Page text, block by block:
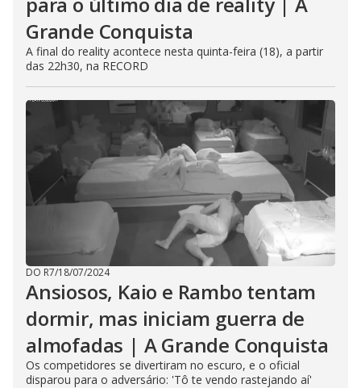
Grande Conquista
A final do reality acontece nesta quinta-feira (18), a partir
das 22h30, na RECORD
DO R7/18/07/2024
Ansiosos, Kaio e Rambo tentam
dormir, mas iniciam guerra de
almofadas | A Grande Conquista
Os competidores se divertiram no escuro, e o oficial
disparou para o adversário: 'Tô te vendo rastejando aí'